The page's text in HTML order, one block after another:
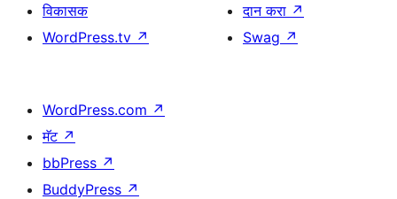
विकासक
WordPress.tv ↗
दान करा ↗
Swag ↗
WordPress.com ↗
मॅट ↗
bbPress ↗
BuddyPress ↗